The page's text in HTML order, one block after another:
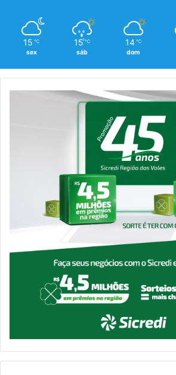
15 ℃
sex
15 ℃
sáb
14 ℃
dom